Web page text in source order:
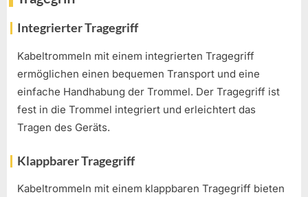
Integrierter Tragegriff
Kabeltrommeln mit einem integrierten Tragegriff
ermöglichen einen bequemen Transport und eine
einfache Handhabung der Trommel. Der Tragegriff ist
fest in die Trommel integriert und erleichtert das
Tragen des Geräts.
Klappbarer Tragegriff
Kabeltrommeln mit einem klappbaren Tragegriff bieten